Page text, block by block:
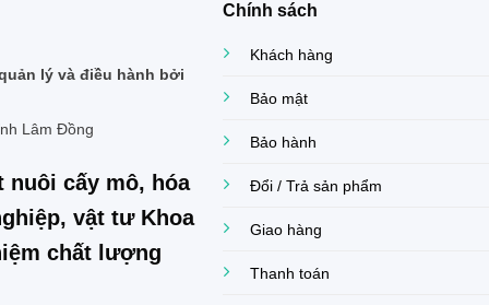
lý và điều hành bởi
Lâm Đồng
nuôi cấy mô, hóa
vật tư Khoa
chất lượng
Chính sách
Khách hàng
Bảo mật
Bảo hành
Đổi / Trả sản phẩm
Giao hàng
Thanh toán